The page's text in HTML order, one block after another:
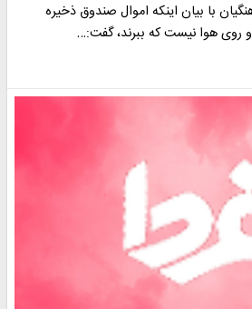
با بیان اینکه اموال صندوق ذخیره
هوا نیست که ببرند، گفت:…